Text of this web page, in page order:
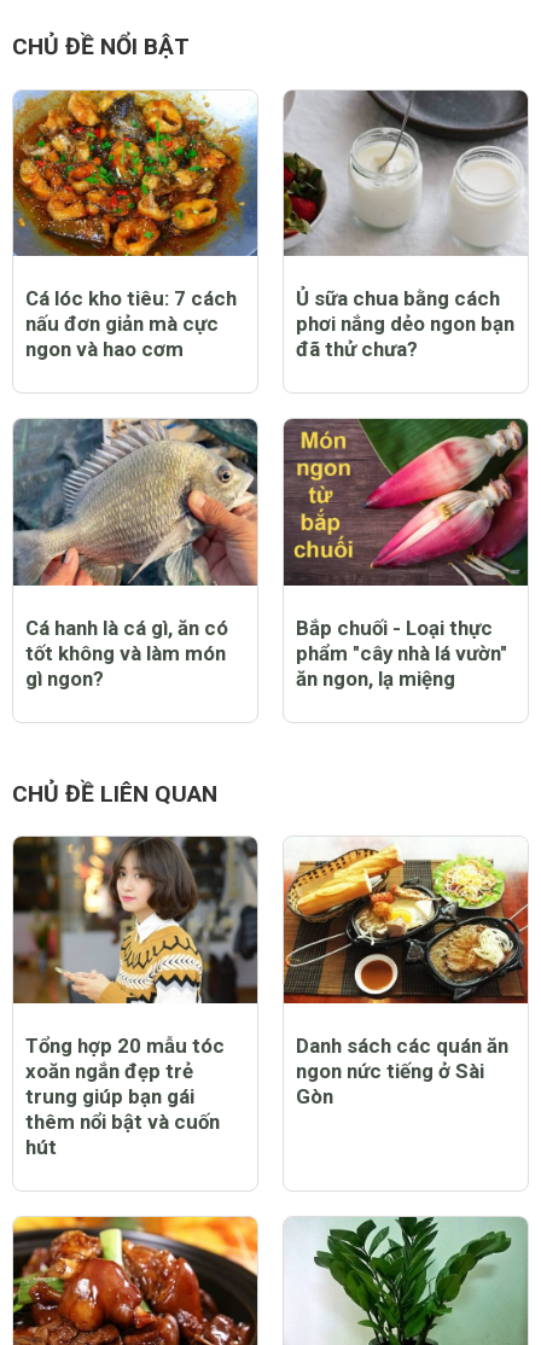
CHỦ ĐỀ NỔI BẬT
Cá lóc kho tiêu: 7 cách
nấu đơn giản mà cực
ngon và hao cơm
Ủ sữa chua bằng cách
phơi nắng dẻo ngon bạn
đã thử chưa?
Cá hanh là cá gì, ăn có
tốt không và làm món
gì ngon?
Bắp chuối - Loại thực
phẩm "cây nhà lá vườn"
ăn ngon, lạ miệng
CHỦ ĐỀ LIÊN QUAN
Tổng hợp 20 mẫu tóc
xoăn ngắn đẹp trẻ
trung giúp bạn gái
thêm nổi bật và cuốn
hút
Danh sách các quán ăn
ngon nức tiếng ở Sài
Gòn